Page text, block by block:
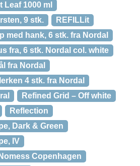
Leaf 1000 ml
9 stk.
REFILLit
med hank, 6 stk. fra Nordal
fra, 6 stk. Nordal col. white
fra Nordal
4 stk. fra Nordal
Refined Grid – Off white
Reflection
Dark & Green
IV
Copenhagen